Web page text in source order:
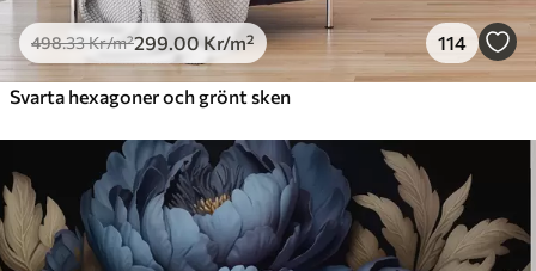
498.33Kr/m²299.00 Kr/m² 114
Svarta hexagoner och grönt sken